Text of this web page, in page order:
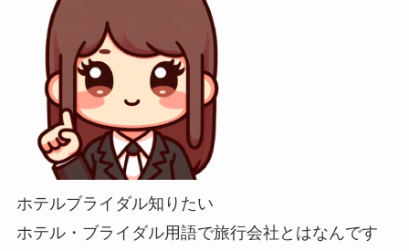
ホテルブライダル知りたい
ホテル・ブライダル用語で旅行会社とはなんです